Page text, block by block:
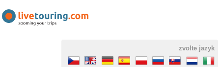
zvolte jazyk